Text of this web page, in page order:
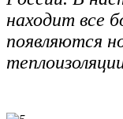
находит все
появляются